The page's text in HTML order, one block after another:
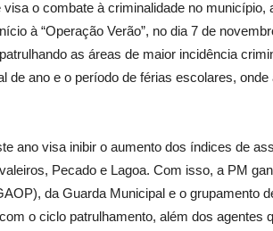
o combate à criminalidade no município,
à “Operação Verão”, no dia 7 de
as áreas de maior incidência
de ano e o período de férias escolares,
ano visa inibir o aumento dos índices de
Pecado e Lagoa. Com isso, a PM
da Guarda Municipal e o grupamento
o ciclo patrulhamento, além dos agentes